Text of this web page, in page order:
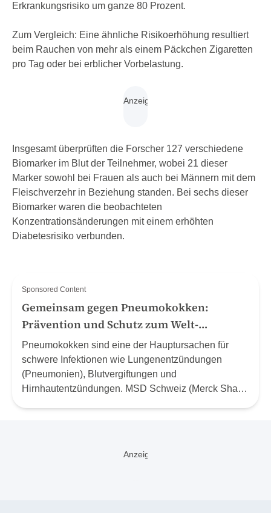
Erkrankungsrisiko um ganze 80 Prozent.
Zum Vergleich: Eine ähnliche Risikoerhöhung resultiert
beim Rauchen von mehr als einem Päckchen Zigaretten
pro Tag oder bei erblicher Vorbelastung.
Insgesamt überprüften die Forscher 127 verschiedene
Biomarker im Blut der Teilnehmer, wobei 21 dieser
Marker sowohl bei Frauen als auch bei Männern mit dem
Fleischverzehr in Beziehung standen. Bei sechs dieser
Biomarker waren die beobachteten
Konzentrationsänderungen mit einem erhöhten
Diabetesrisiko verbunden.
Sponsored Content
Gemeinsam gegen Pneumokokken:
Prävention und Schutz zum Welt-
Pneumonie-Tag (12.11.24)
Pneumokokken sind eine der Hauptursachen für
schwere Infektionen wie Lungenentzündungen
(Pneumonien), Blutvergiftungen und
Hirnhautentzündungen. MSD Schweiz (Merck Sharp